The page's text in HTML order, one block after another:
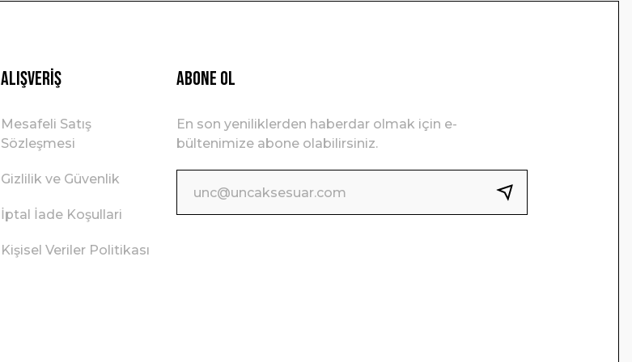
Alışveriş
Mesafeli Satış
Sözleşmesi
Gizlilik ve Güvenlik
İptal İade Koşullari
Kişisel Veriler Politikası
ABONE OL
En son yeniliklerden haberdar olmak için e-
bültenimize abone olabilirsiniz.